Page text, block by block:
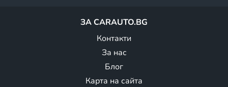
ЗА CARAUTO.BG
Контакти
За нас
Блог
Карта на сайта